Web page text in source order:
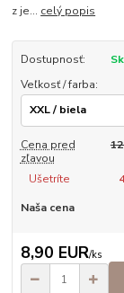
z je... celý popis
Dostupnosť:
Veľkosť / farba:
Cena pred
zľavou
Ušetríte
Naša cena
8,90 EUR/ks